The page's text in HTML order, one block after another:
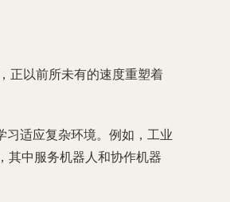
正以前所未有的速度重塑着
习适应复杂环境。例如，工业
其中服务机器人和协作机器